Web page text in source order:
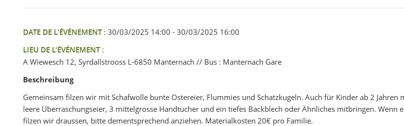
DATE DE L'ÉVÉNEMENT : 30/03/2025 14:00 - 30/03/2025 16:00
LIEU DE L'ÉVÉNEMENT :
A Wiewesch 12, Syrdallstrooss L-6850 Manternach // Bus : Manternach Gare
Beschreibung
Gemeinsam filzen wir mit Schafwolle bunte Ostereier, Flummies und Schatzkugeln. Auch für Kinder ab 2 Jahren
leere Überraschungseier, 3 mittelgrosse Handtücher und ein tiefes Backblech oder Ähnliches mitbringen. Wenn
filzen wir draussen, bitte dementsprechend anziehen. Materialkosten 20€ pro Familie.